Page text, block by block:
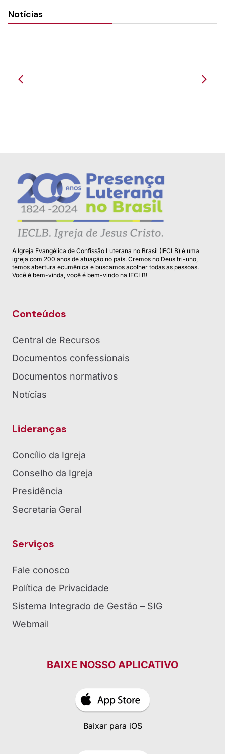
Notícias
A Igreja Evangélica de Confissão Luterana no Brasil (IECLB) é uma
igreja com 200 anos de atuação no país. Cremos no Deus tri-uno,
temos abertura ecumênica e buscamos acolher todas as pessoas.
Você é bem-vinda, você é bem-vindo na IECLB!
Conteúdos
Central de Recursos
Documentos confessionais
Documentos normativos
Notícias
Lideranças
Concílio da Igreja
Conselho da Igreja
Presidência
Secretaria Geral
Serviços
Fale conosco
Política de Privacidade
Sistema Integrado de Gestão – SIG
Webmail
BAIXE NOSSO APLICATIVO
Baixar para iOS